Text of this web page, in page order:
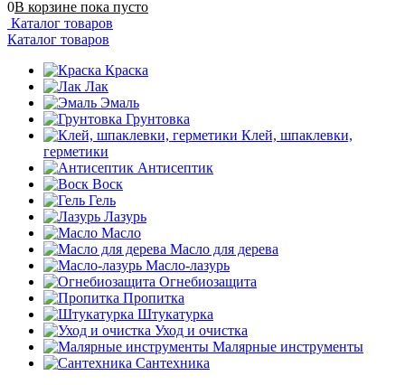
0В корзине пока пусто
Каталог товаров
Каталог товаров
Краска
Лак
Эмаль
Грунтовка
Клей, шпаклевки,
герметики
Антисептик
Воск
Гель
Лазурь
Масло
Масло для дерева
Масло-лазурь
Огнебиозащита
Пропитка
Штукатурка
Уход и очистка
Малярные инструменты
Сантехника